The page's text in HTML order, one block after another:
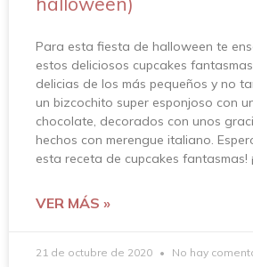
Para esta fiesta de halloween te
estos deliciosos cupcakes
delicias de los más pequeños y no
un bizcochito super esponjoso con
chocolate, decorados con unos
hechos con merengue italiano.
esta receta de cupcakes fantasmas!
VER MÁS »
21 de octubre de 2020 No hay